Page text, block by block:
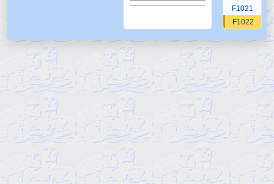
F1021
F1022
F1025
F1026
F1027
F1029
F1030
F1031
F1033